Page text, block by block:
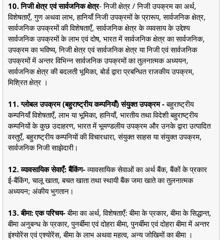
10. निजी क्षेत्र एवं सार्वजनिक क्षेत्र- निजी क्षेत्र / निजी उपक्रम का अर्थ,
विशेषताएँ, गुण अथवा लाभ, हानियाँ निजी उपक्रमों के प्रारूप, सार्वजनिक क्षेत्र,
सार्वजनिक उपक्रमों की विशेषताएँ, सार्वजनिक क्षेत्र के व्यवसाय के उद्देश्य
सार्वजनिक उपक्रमों के लाभ एवं दोष, भारत में सार्वजनिक क्षेत्र का सार्वजनिक,
उपक्रम का भविष्य, निजी क्षेत्र एवं सार्वजनिक क्षेत्र या निजी एवं सार्वजनिक
उपक्रमों में अन्तर विभिन्न सार्वजनिक उपक्रमों का तुलनात्मक अध्ययन,
सार्वजनिक क्षेत्र की बदलती भूमिका, बोर्ड द्वारा प्रबन्धित राजकीय उपक्रम,
मिश्रित क्षेत्र ।
11. ग्लोबल उपक्रम (बहुराष्ट्रीय कम्पनियाँ) संयुक्त उपक्रम -बहुराष्ट्रीय
कम्पनियाँ विशेषताएँ, लाभ या भूमिका, हानियाँ, भारतीय तथा विदेशी बहुराष्ट्रीय
कम्पनियों के कुछ उदाहरण, भारत में भूमण्डलीय उपक्रम और उनके द्वारा उत्पादित
वस्तुएँ, बहुराष्ट्रीय कम्पनियों की विचारधारा, संयुक्त साहस या संयुक्त उपक्रम,
सार्वजनिक निजी साझेदारी।
12. व्यावसायिक सेवाएँ: बैंकिंग-व्यावसायिक सेवाओं का अर्थ बैंक, बैंकों के प्रकार
ई-बैंकिंग, चालू खाता, बचत खाता तथा स्थायी बैंक जमा खाते का तुलनात्मक
अध्ययन; अंकीय भुगतान।
13. बीमा: एक परिचय-बीमा का अर्थ, विशेषताएँ: बीमा के प्रकार, बीमा के सिद्धान्त,
बीमा अनुबन्ध के प्रकार, पुनर्बीमा एवं दोहरा बीमा, पुनर्बीमा एवं दोहरा बीमा में अन्तर
इंश्योरेंस एवं एश्योरेंस, बीमा के लाभ अथवा महत्व, अन्य जोखिमों का बीमा ।